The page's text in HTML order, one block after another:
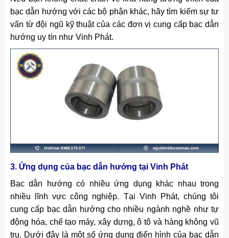
bạc dẫn hướng với các bộ phận khác, hãy tìm kiếm sự tư
vấn từ đội ngũ kỹ thuật của các đơn vị cung cấp bạc dẫn
hướng uy tín như Vinh Phát.
3. Ứng dụng của bạc dẫn hướng tại Vinh Phát
Bạc dẫn hướng có nhiều ứng dụng khác nhau trong
nhiều lĩnh vực công nghiệp. Tại Vinh Phát, chúng tôi
cung cấp bạc dẫn hướng cho nhiều ngành nghề như tự
động hóa, chế tạo máy, xây dựng, ô tô và hàng không vũ
trụ. Dưới đây là một số ứng dụng điển hình của bạc dẫn